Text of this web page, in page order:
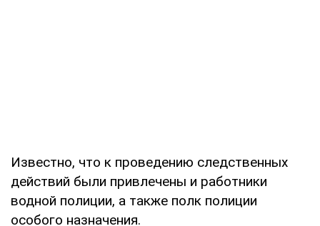
Известно, что к проведению следственных
действий были привлечены и работники
водной полиции, а также полк полиции
особого назначения.